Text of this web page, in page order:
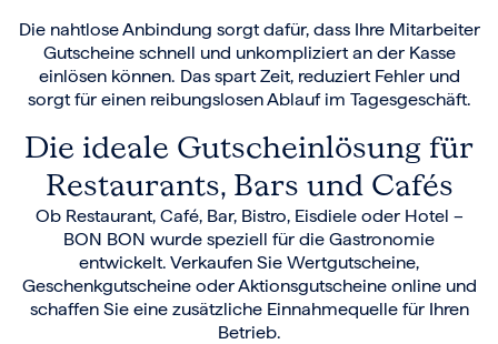
Die nahtlose Anbindung sorgt dafür, dass Ihre Mitarbeiter
Gutscheine schnell und unkompliziert an der Kasse
einlösen können. Das spart Zeit, reduziert Fehler und
sorgt für einen reibungslosen Ablauf im Tagesgeschäft.
Die ideale Gutscheinlösung für
Restaurants, Bars und Cafés
Ob Restaurant, Café, Bar, Bistro, Eisdiele oder Hotel –
BON BON wurde speziell für die Gastronomie
entwickelt. Verkaufen Sie Wertgutscheine,
Geschenkgutscheine oder Aktionsgutscheine online und
schaffen Sie eine zusätzliche Einnahmequelle für Ihren
Betrieb.